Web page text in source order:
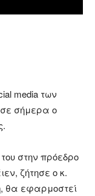
media των
σήμερα ο
στην πρόεδρο
ζήτησε ο κ.
θα εφαρμοστεί